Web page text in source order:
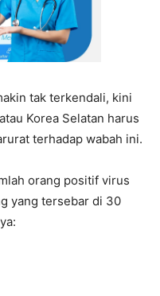
tak terkendali, kini
Korea Selatan harus
terhadap wabah ini.
orang positif virus
yang tersebar di 30